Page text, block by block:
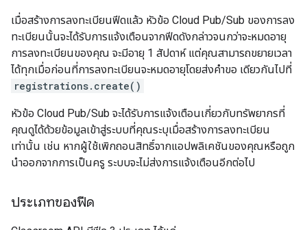
เมื่อสร้างการลงทะเบียนฟีดแล้ว หัวข้อ Cloud Pub/Sub ของการลง
ทะเบียนนั้นจะได้รับการแจ้งเตือนจากฟีดดังกล่าวจนกว่าจะหมดอายุ
การลงทะเบียนของคุณ จะมีอายุ 1 สัปดาห์ แต่คุณสามารถขยายเวลา
ได้ทุกเมื่อก่อนที่การลงทะเบียนจะหมดอายุโดยส่งคำขอ เดียวกันไปที่
registrations.create()
หัวข้อ Cloud Pub/Sub จะได้รับการแจ้งเตือนเกี่ยวกับทรัพยากรที่
คุณดูได้ด้วยข้อมูลเข้าสู่ระบบที่คุณระบุเมื่อสร้างการลงทะเบียน
เท่านั้น เช่น หากผู้ใช้เพิกถอนสิทธิ์จากแอปพลิเคชันของคุณหรือถูก
นำออกจากการเป็นครู ระบบจะไม่ส่งการแจ้งเตือนอีกต่อไป
ประเภทของฟีด